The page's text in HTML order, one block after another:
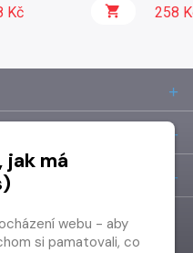
Kč 258
jak má
webu - aby
si pamatovali, co